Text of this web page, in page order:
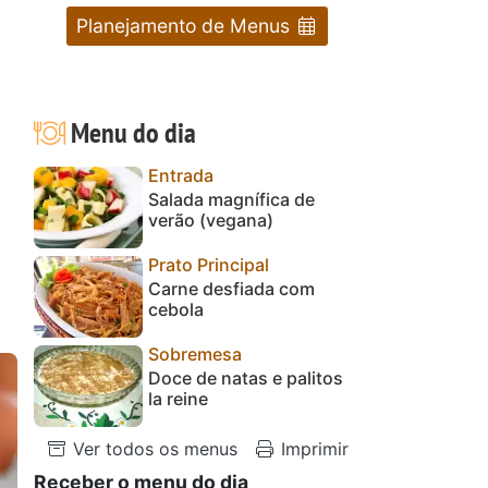
Planejamento de Menus
Menu do dia
Entrada
Salada magnífica de
verão (vegana)
Prato Principal
Carne desfiada com
cebola
Sobremesa
Doce de natas e palitos
la reine
Ver todos os menus Imprimir
Receber o menu do dia